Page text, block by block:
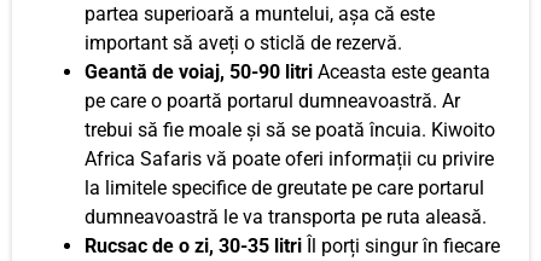
partea superioară a muntelui, așa că este
important să aveți o sticlă de rezervă.
Geantă de voiaj, 50-90 litri Aceasta este geanta
pe care o poartă portarul dumneavoastră. Ar
trebui să fie moale și să se poată încuia. Kiwoito
Africa Safaris vă poate oferi informații cu privire
la limitele specifice de greutate pe care portarul
dumneavoastră le va transporta pe ruta aleasă.
Rucsac de o zi, 30-35 litri Îl porți singur în fiecare